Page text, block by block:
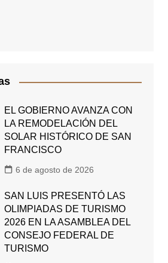
EL GOBIERNO AVANZA CON
LA REMODELACIÓN DEL
SOLAR HISTÓRICO DE SAN
FRANCISCO
6 de agosto de 2026
SAN LUIS PRESENTÓ LAS
OLIMPIADAS DE TURISMO
2026 EN LA ASAMBLEA DEL
CONSEJO FEDERAL DE
TURISMO